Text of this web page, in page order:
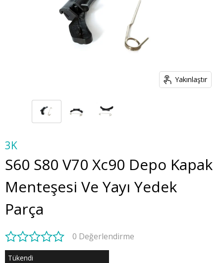
Yakınlaştır
3K
S60 S80 V70 Xc90 Depo Kapak
Menteşesi Ve Yayı Yedek
Parça
0 Değerlendirme
Tükendi